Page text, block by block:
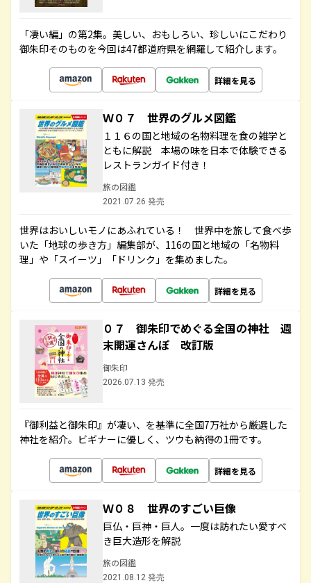
「凄い編」の第2集。美しい、おもしろい、珍しいにこだわり
御朱印そのものを今回は47都道府県を網羅して紹介します。
詳細を見る
Ｗ０７ 世界のグルメ図鑑
１１６の国と地域の名物料理を食の雑学と
ともに解説 本場の味を日本で体験できる
レストランガイド付き！
旅の図鑑
2021.07.26 発売
世界はおいしいモノにあふれている！ 世界中を旅して食べ歩
いた「地球の歩き方」編集部が、116の国と地域の「名物料
理」や「スイーツ」「ドリンク」を集めました。
詳細を見る
０７ 御朱印でめぐる全国の神社 週
末開運さんぽ 改訂版
御朱印
2026.07.13 発売
『御利益と御朱印』が凄い、を基準に全国7万社から厳選した
神社を紹介。ビギナーに優しく、ツウも納得の1冊です。
詳細を見る
Ｗ０８ 世界のすごい巨像
巨仏・巨神・巨人。一度は訪れたい愛すべ
き巨大造形を解説
旅の図鑑
2021.08.12 発売